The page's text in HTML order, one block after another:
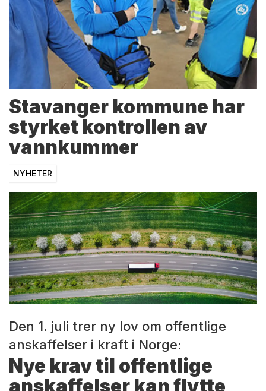
Stavanger kommune har
styrket kontrollen av
vannkummer
NYHETER
Den 1. juli trer ny lov om offentlige
anskaffelser i kraft i Norge:
Nye krav til offentlige
anskaffelser kan flytte